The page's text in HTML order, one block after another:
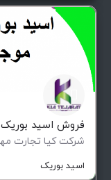
فروش اسید بوریک
اسید بوریک